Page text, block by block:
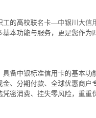
工的高校联名卡—中银川大信
本功能与服务，更是您作为
备中银标准信用卡的基本功
、分期付款、全球优惠商户
密消费、挂失零风险，重重